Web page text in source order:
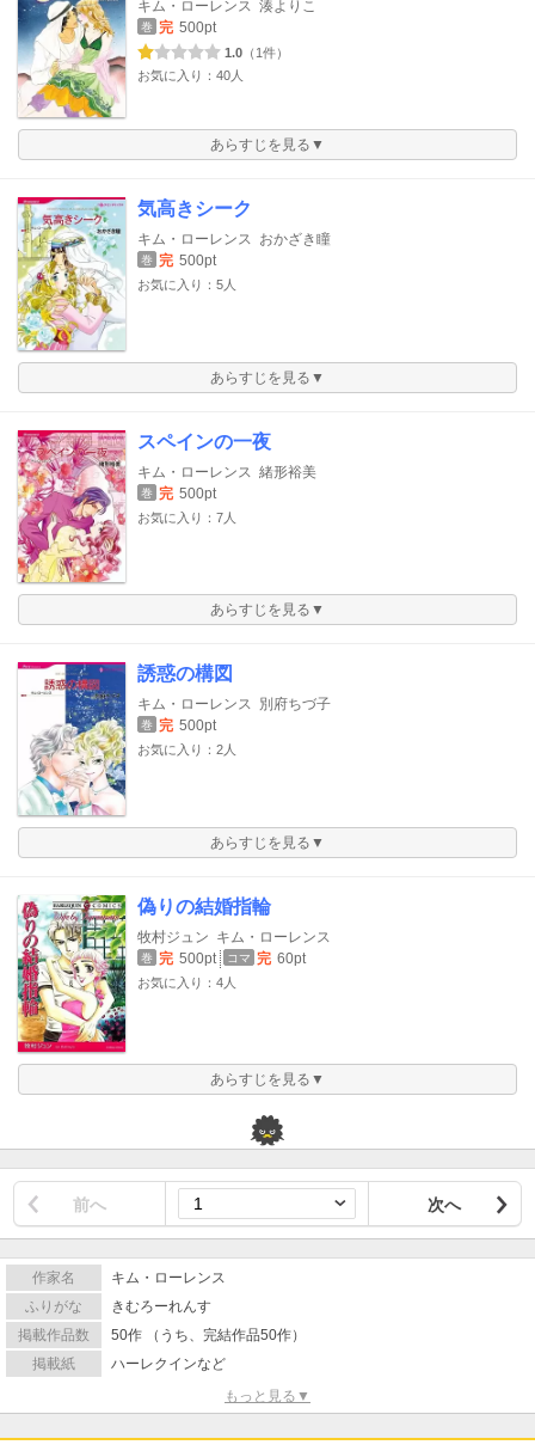
キム・ローレンス 湊よりこ
巻 完 500pt
1.0 （1件）
お気に入り：40人
あらすじを見る▼
気高きシーク
キム・ローレンス おかざき瞳
巻 完 500pt
お気に入り：5人
あらすじを見る▼
スペインの一夜
キム・ローレンス 緒形裕美
巻 完 500pt
お気に入り：7人
あらすじを見る▼
誘惑の構図
キム・ローレンス 別府ちづ子
巻 完 500pt
お気に入り：2人
あらすじを見る▼
偽りの結婚指輪
牧村ジュン キム・ローレンス
巻 完 500pt コマ 完 60pt
お気に入り：4人
あらすじを見る▼
前へ 次へ
作家名
キム・ローレンス
ふりがな
きむろーれんす
掲載作品数
50作 （うち、完結作品50作）
掲載紙
ハーレクインなど
もっと見る▼